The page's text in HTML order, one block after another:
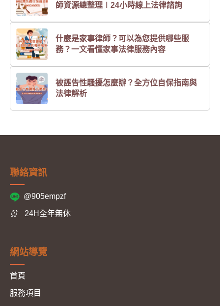
師資源總整理∣24小時線上法律諮詢
什麼是家事律師？可以為您提供哪些服
務？一文看懂家事法律服務內容
被誣告性騷擾怎麼辦？全方位自保指南與
法律解析
聯絡資訊
@905empzf
⏰ 24H全年無休
網站導覽
首頁
服務項目